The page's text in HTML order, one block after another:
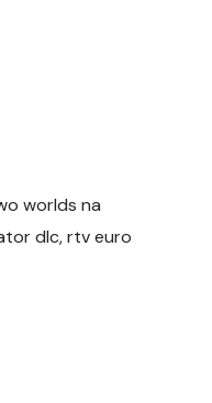
worlds na
dlc, rtv euro